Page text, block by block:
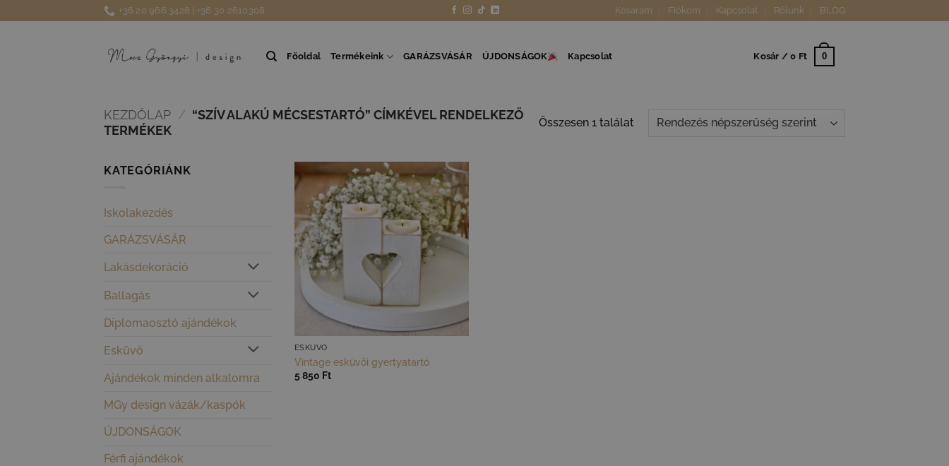
to
+36 20 966 3426 | +36 30 2610308 Kosaram Fiókom Kapcsolat Rólunk BLOG
Főoldal Termékeink GARÁZSVÁSÁR ÚJDONSÁGOK Kapcsolat Kosár /0 Ft 0
KEZDŐLAP / “SZÍV ALAKÚ MÉCSESTARTÓ” CÍMKÉVEL RENDELKEZŐ
TERMÉKEK
Összesen 1 találat
KATEGÓRIÁNK
Iskolakezdés
GARÁZSVÁSÁR
Lakásdekoráció
Ballagás
Diplomaosztó ajándékok
Esküvő
Ajándékok minden alkalomra
MGy design vázák/kaspók
ÚJDONSÁGOK
Férfi ajándékok
ESKÜVŐ
Vintage esküvői gyertyatartó
5 850 Ft